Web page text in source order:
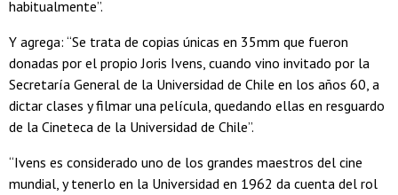
habitualmente”.
Y agrega: “Se trata de copias únicas en 35mm que fueron
donadas por el propio Joris Ivens, cuando vino invitado por la
Secretaría General de la Universidad de Chile en los años 60, a
dictar clases y filmar una película, quedando ellas en resguardo
de la Cineteca de la Universidad de Chile”.
“Ivens es considerado uno de los grandes maestros del cine
mundial, y tenerlo en la Universidad en 1962 da cuenta del rol